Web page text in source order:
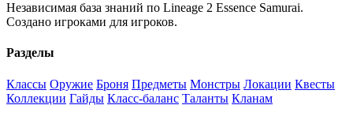
Независимая база знаний по Lineage 2 Essence Samurai.
Создано игроками для игроков.
Разделы
Классы Оружие Броня Предметы Монстры Локации Квесты
Коллекции Гайды Класс-баланс Таланты Кланам